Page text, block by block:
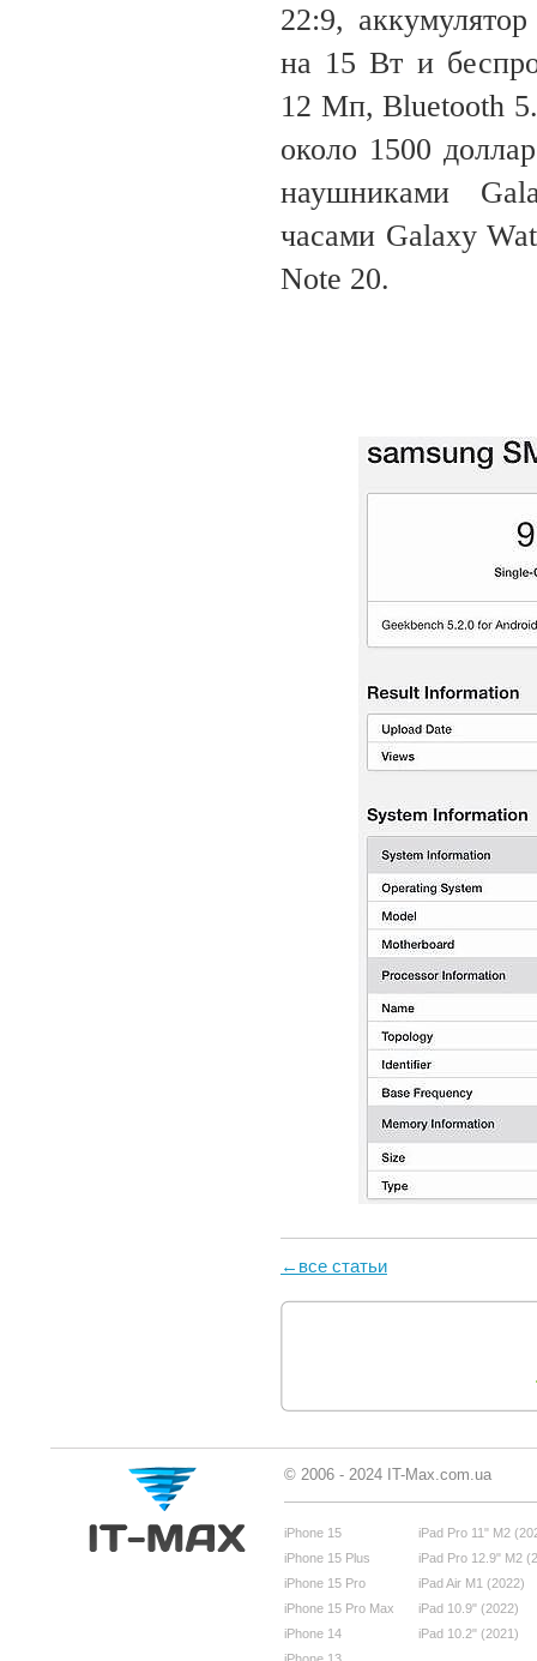
22:9,
на 15 Вт и
12 Мп, Bluetooth
около 1500
наушниками
часами Galaxy
Note 20.
←все статьи
© 2006 - 2024 IT-Max.com.ua
iPhone 15
iPhone 15 Plus
iPhone 15 Pro
iPhone 15 Pro Max
iPhone 14
iPad Pro 11" M2
iPad Pro 12.9" M2
iPad Air M1 (2022)
iPad 10.9" (2022)
iPad 10.2" (2021)